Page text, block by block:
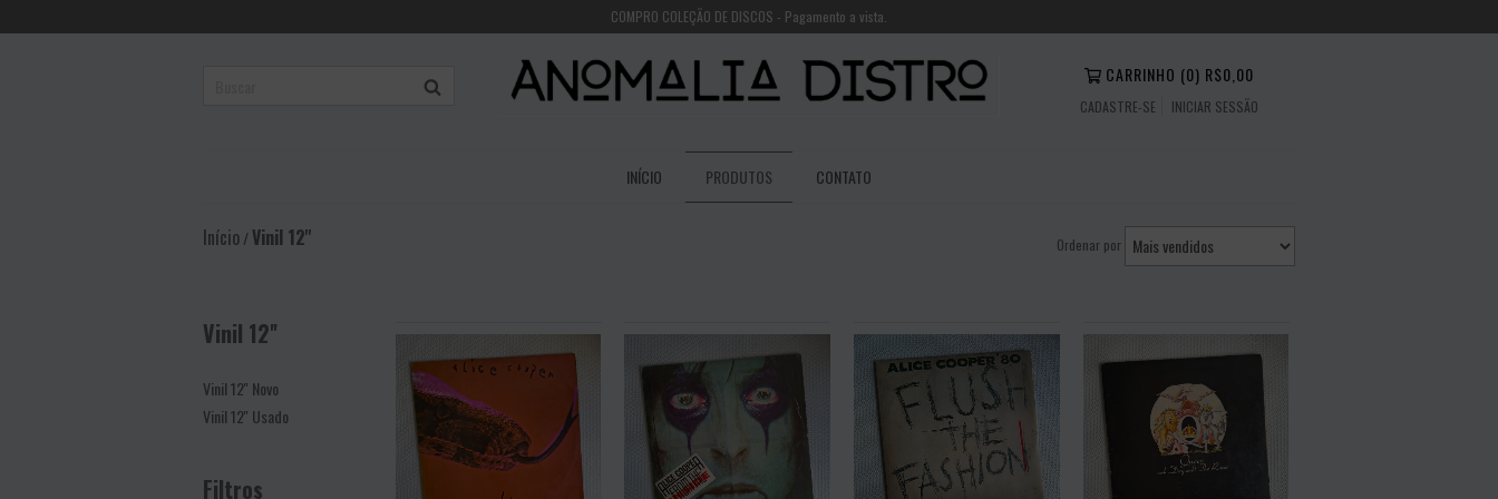
COMPRO COLEÇÃO DE DISCOS - Pagamento a vista.
CARRINHO (0) R$0,00
CADASTRE-SE INICIAR SESSÃO
INÍCIO PRODUTOS CONTATO
Início/Vinil 12'' Ordenar por
Vinil 12''
Vinil 12'' Novo
Vinil 12'' Usado
Filtros